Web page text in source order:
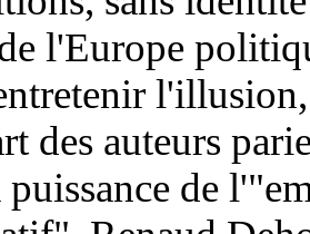
l'Europe
des auteurs
puissance de